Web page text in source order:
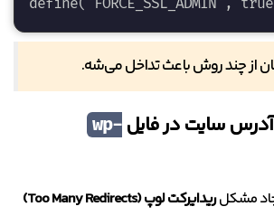
از چند روش باعث تداخل می‌شه.
wp-
مشکلریدایرکت لوپ (Too Many Redirects)